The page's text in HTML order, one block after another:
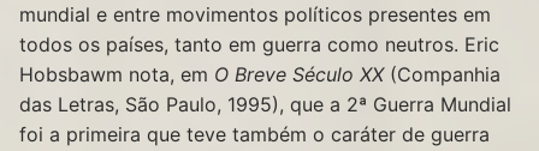
mundial e entre movimentos políticos presentes em
todos os países, tanto em guerra como neutros. Eric
Hobsbawm nota, em O Breve Século XX(Companhia
das Letras, São Paulo, 1995), que a 2ª Guerra Mundial
foi a primeira que teve também o caráter de guerra